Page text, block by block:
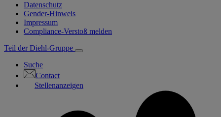
Datenschutz
Gender-Hinweis
Impressum
Compliance-Verstoß melden
Teil der Diehl-Gruppe
Suche
Contact
Stellenanzeigen